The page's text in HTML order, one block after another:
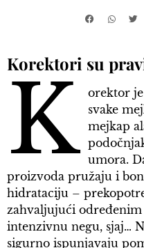
Korektori su
K
orektor
svake
mejkap
umora.
proizvoda pružaju i
hidrataciju –
zahvaljujući
intenzivnu negu, sjaj…
sigurno ispunjavaju